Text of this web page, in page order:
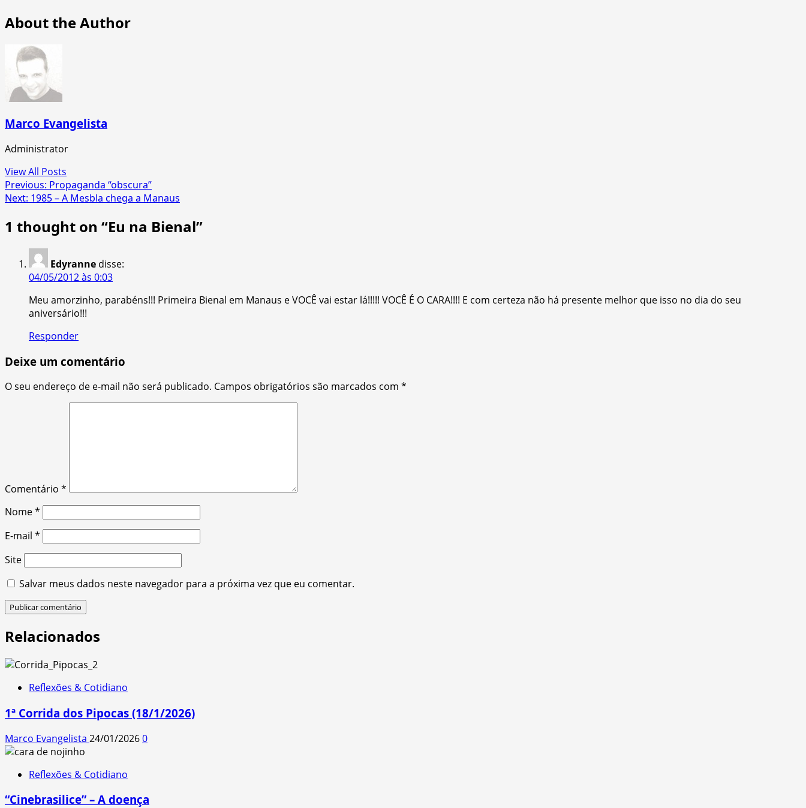
About the Author
Marco Evangelista
Administrator
View All Posts
Post
navigation
Previous: Propaganda “obscura”
Next: 1985 – A Mesbla chega a Manaus
1 thought on “Eu na Bienal”
Edyranne disse:
04/05/2012 às 0:03
Meu amorzinho, parabéns!!! Primeira Bienal em Manaus e VOCÊ vai estar lá!!!!! VOCÊ É O CARA!!!! E com certeza não há presente melhor que isso no dia do seu
aniversário!!!
Responder
Deixe um comentário
O seu endereço de e-mail não será publicado. Campos obrigatórios são marcados com *
Comentário *
Nome*
E-mail *
Site
Salvar meus dados neste navegador para a próxima vez que eu comentar.
Relacionados
Reflexões & Cotidiano
1ª Corrida dos Pipocas (18/1/2026)
Marco Evangelista 24/01/20260
Reflexões & Cotidiano
“Cinebrasilice” – A doença